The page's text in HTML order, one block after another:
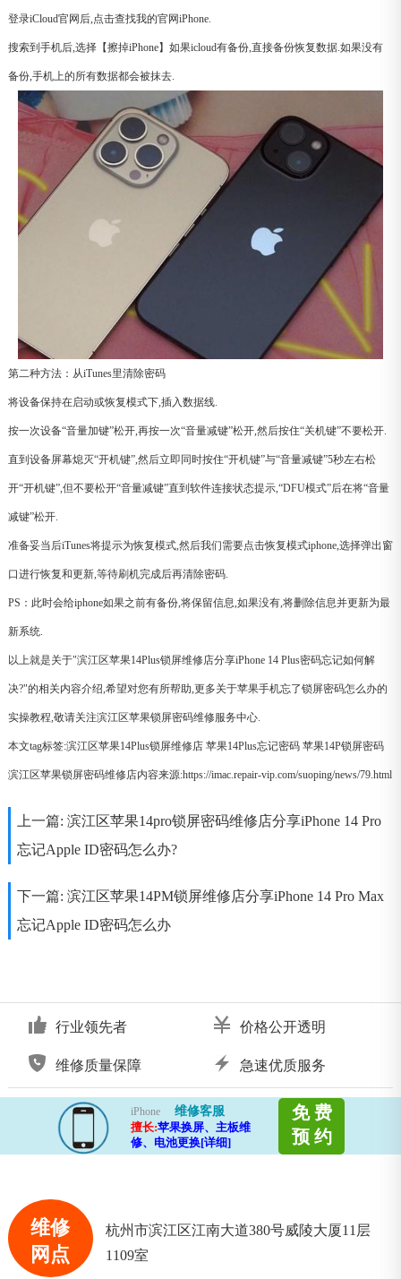
登录iCloud官网后,点击查找我的官网iPhone.
搜索到手机后,选择【擦掉iPhone】如果icloud有备份,直接备份恢复数据.如果没有
备份,手机上的所有数据都会被抹去.
第二种方法：从iTunes里清除密码
将设备保持在启动或恢复模式下,插入数据线.
按一次设备“音量加键”松开,再按一次“音量减键”松开,然后按住“关机键”不要松开.
直到设备屏幕熄灭“开机键”,然后立即同时按住“开机键”与“音量减键”5秒左右松
开“开机键”,但不要松开“音量减键”直到软件连接状态提示,“DFU模式”后在将“音量
减键”松开.
准备妥当后iTunes将提示为恢复模式,然后我们需要点击恢复模式iphone,选择弹出窗
口进行恢复和更新,等待刷机完成后再清除密码.
PS：此时会给iphone如果之前有备份,将保留信息,如果没有,将删除信息并更新为最
新系统.
以上就是关于"滨江区苹果14Plus锁屏维修店分享iPhone 14 Plus密码忘记如何解
决?"的相关内容介绍,希望对您有所帮助,更多关于苹果手机忘了锁屏密码怎么办的
实操教程,敬请关注滨江区苹果锁屏密码维修服务中心.
本文tag标签:滨江区苹果14Plus锁屏维修店 苹果14Plus忘记密码 苹果14P锁屏密码
滨江区苹果锁屏密码维修店内容来源:https://imac.repair-vip.com/suoping/news/79.html
上一篇: 滨江区苹果14pro锁屏密码维修店分享iPhone 14 Pro
忘记Apple ID密码怎么办?
下一篇: 滨江区苹果14PM锁屏维修店分享iPhone 14 Pro Max
忘记Apple ID密码怎么办
行业领先者 价格公开透明
维修质量保障 急速优质服务
iPhone
维修客服
擅长:苹果换屏、主板维
修、电池更换[详细]
免 费
预 约
维修
网点
杭州市滨江区江南大道380号威陵大厦11层
1109室